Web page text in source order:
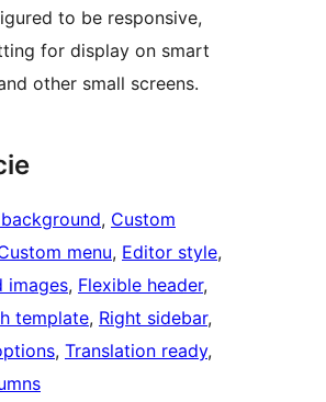
to be responsive,
for display on smart
other small screens.
, Custom
menu, Editor style
images, Flexible header
template, Right sidebar
, Translation ready